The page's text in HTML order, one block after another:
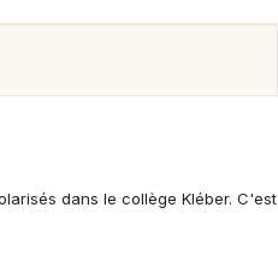
m'abonnedans le collège Kléber. C'est